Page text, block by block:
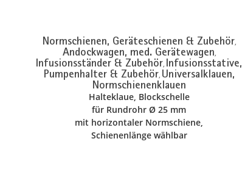
Normschienen, Geräteschienen & Zubehör,
Andockwagen, med. Gerätewagen,
Infusionsständer & Zubehör, Infusionsstative,
Pumpenhalter & Zubehör, Universalklauen,
Normschienenklauen
Halteklaue, Blockschelle
für Rundrohr Ø 25 mm
mit horizontaler Normschiene,
Schienenlänge wählbar